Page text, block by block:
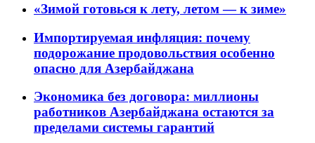
«Зимой готовься к лету, летом — к зиме»
Импортируемая инфляция: почему
подорожание продовольствия особенно
опасно для Азербайджана
Экономика без договора: миллионы
работников Азербайджана остаются за
пределами системы гарантий